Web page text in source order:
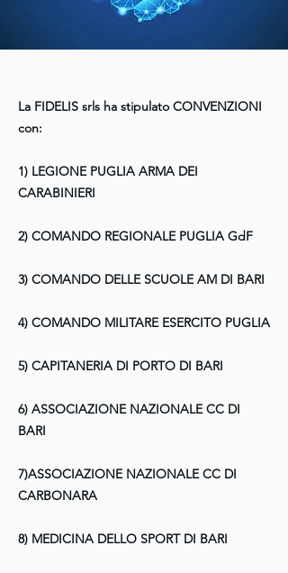
La FIDELIS srls ha stipulato CONVENZIONI
con:
1) LEGIONE PUGLIA ARMA DEI
CARABINIERI
2) COMANDO REGIONALE PUGLIA GdF
3) COMANDO DELLE SCUOLE AM DI BARI
4) COMANDO MILITARE ESERCITO PUGLIA
5) CAPITANERIA DI PORTO DI BARI
6) ASSOCIAZIONE NAZIONALE CC DI
BARI
7)ASSOCIAZIONE NAZIONALE CC DI
CARBONARA
8) MEDICINA DELLO SPORT DI BARI